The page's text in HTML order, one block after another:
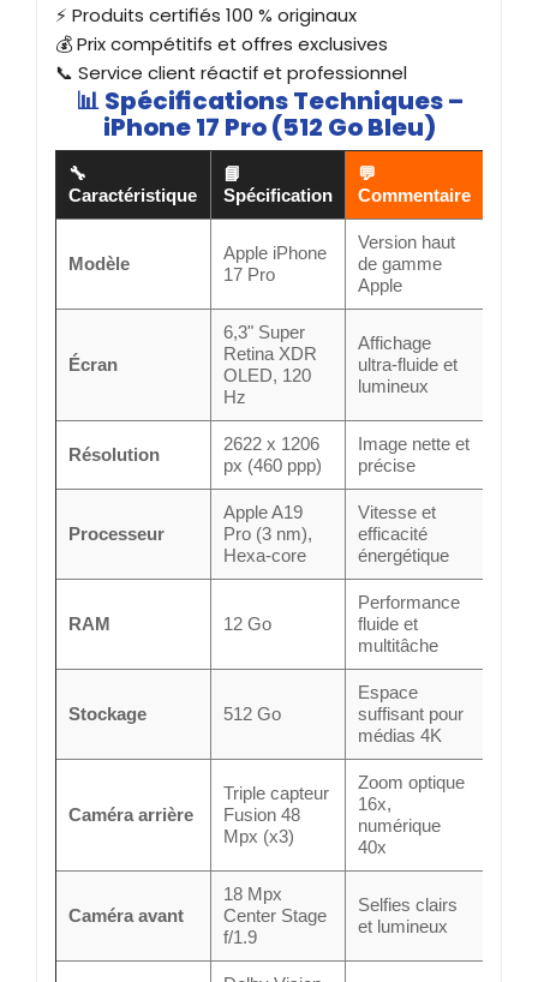
⚡ Produits certifiés 100 % originaux
💰 Prix compétitifs et offres exclusives
📞 Service client réactif et professionnel
📊Spécifications Techniques –
iPhone 17 Pro (512 Go Bleu)
🔧
Caractéristique
📘
Spécification
💬
Commentaire
Modèle
Apple iPhone
17 Pro
Version haut
de gamme
Apple
Écran
6,3" Super
Retina XDR
OLED, 120
Hz
Affichage
ultra-fluide et
lumineux
Résolution
2622 x 1206
px (460 ppp)
Image nette et
précise
Processeur
Apple A19
Pro (3 nm),
Hexa-core
Vitesse et
efficacité
énergétique
RAM 12 Go
Performance
fluide et
multitâche
Stockage 512 Go
Espace
suffisant pour
médias 4K
Caméra arrière
Triple capteur
Fusion 48
Mpx (x3)
Zoom optique
16x,
numérique
40x
Caméra avant
18 Mpx
Center Stage
f/1.9
Selfies clairs
et lumineux